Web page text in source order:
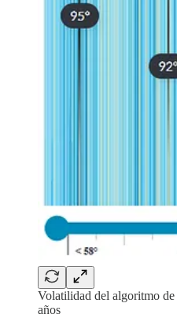
Volatilidad del algoritmo
años